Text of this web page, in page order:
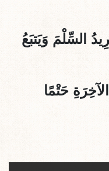
السِّلْمَ وَيَتبَعُ
حَتْمًا